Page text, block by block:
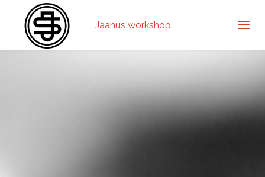
Jaanus workshop